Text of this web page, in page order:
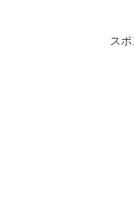
ス